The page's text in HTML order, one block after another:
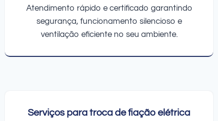
Atendimento rápido e certificado garantindo
segurança, funcionamento silencioso e
ventilação eficiente no seu ambiente.
Serviços para troca de fiação elétrica